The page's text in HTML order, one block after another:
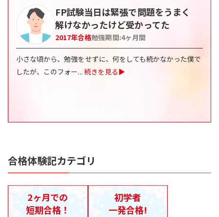
FP試験当日は緊張で問題をうまく
解けなかったけど受かってた
2017年合格勉強期間:4ヶ月間
小さな頃から、勉強をせずに、何をしても続かなかった僕で
したが、このフォー... 続きを見る▶
合格体験記カテゴリ
2ヶ月での
短期合格！
初学者
一発合格!